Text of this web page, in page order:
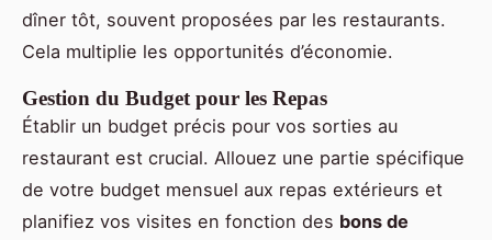
dîner tôt, souvent proposées par les restaurants.
Cela multiplie les opportunités d’économie.
Gestion du Budget pour les Repas
Établir un budget précis pour vos sorties au
restaurant est crucial. Allouez une partie spécifique
de votre budget mensuel aux repas extérieurs et
planifiez vos visites en fonction des bons de